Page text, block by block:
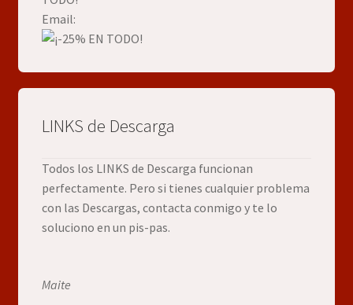
Email:
LINKS de Descarga
Todos los LINKS de Descarga funcionan
perfectamente. Pero si tienes cualquier problema
con las Descargas, contacta conmigo y te lo
soluciono en un pis-pas.
Maite